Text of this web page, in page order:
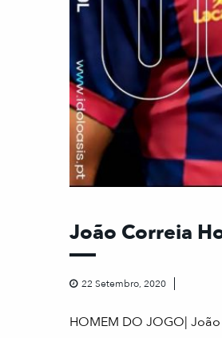
João Correia
22 Setembro, 2020
HOMEM DO JOGO|